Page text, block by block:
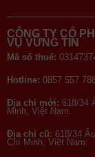
CÔNG TY CỔ
VỤ VỮNG TÍN
Mã số thuế:
Hotline: 0857 557
Địa chỉ mới: 618/34
Minh, Việt Nam.
Địa chỉ cũ: 618/34
Chí Minh, Việt Nam.